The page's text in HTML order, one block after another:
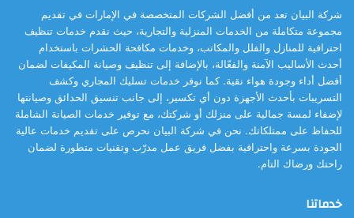
شركة البيان تعد من أفضل الشركات المتخصصة في الإمارات في تقديم
مجموعة متكاملة من الخدمات المنزلية والتجارية، حيث نقدم خدمات تنظيف
احترافية للمنازل والفلل والمكاتب، وخدمات مكافحة الحشرات باستخدام
أحدث الأساليب الآمنة والفعّالة، بالإضافة إلى تنظيف وصيانة المكيفات لضمان
أفضل أداء وجودة هواء نقية. كما نوفر خدمات تسليك المجاري وكشف
التسريبات بأحدث الأجهزة دون أي تكسير، إلى جانب تنسيق الحدائق وصيانتها
لإضفاء لمسة جمالية على منزلك أو شركتك، مع توفير خدمات الصيانة الشاملة
للحفاظ على ممتلكاتك. نحن في شركة البيان نحرص على تقديم خدمات عالية
الجودة بسرعة واحترافية بفضل فريق عمل مدرّب وتقنيات متطورة لضمان
راحتك ورضاك التام.
خدماتنا